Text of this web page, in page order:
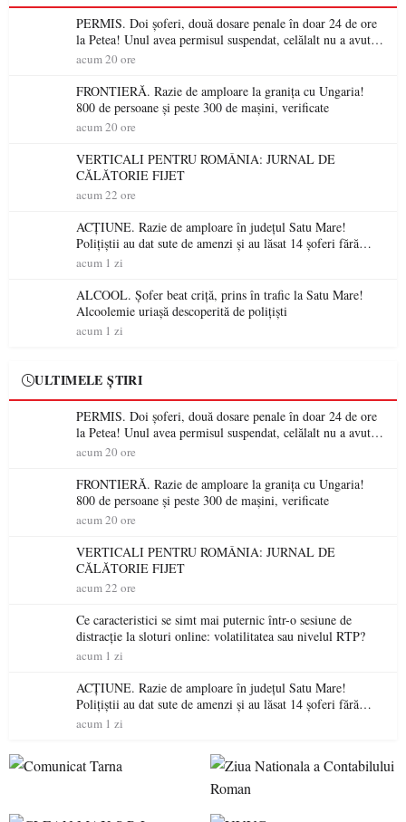
PERMIS. Doi șoferi, două dosare penale în doar 24 de ore
la Petea! Unul avea permisul suspendat, celălalt nu a avut
niciodată permis
acum 20 ore
FRONTIERĂ. Razie de amploare la granița cu Ungaria!
800 de persoane și peste 300 de mașini, verificate
acum 20 ore
VERTICALI PENTRU ROMÂNIA: JURNAL DE
CĂLĂTORIE FIJET
acum 22 ore
ACȚIUNE. Razie de amploare în județul Satu Mare!
Polițiștii au dat sute de amenzi și au lăsat 14 șoferi fără
permis într-o singură zi
acum 1 zi
ALCOOL. Șofer beat criță, prins în trafic la Satu Mare!
Alcoolemie uriașă descoperită de polițiști
acum 1 zi
ULTIMELE ȘTIRI
PERMIS. Doi șoferi, două dosare penale în doar 24 de ore
la Petea! Unul avea permisul suspendat, celălalt nu a avut
niciodată permis
acum 20 ore
FRONTIERĂ. Razie de amploare la granița cu Ungaria!
800 de persoane și peste 300 de mașini, verificate
acum 20 ore
VERTICALI PENTRU ROMÂNIA: JURNAL DE
CĂLĂTORIE FIJET
acum 22 ore
Ce caracteristici se simt mai puternic într-o sesiune de
distracție la sloturi online: volatilitatea sau nivelul RTP?
acum 1 zi
ACȚIUNE. Razie de amploare în județul Satu Mare!
Polițiștii au dat sute de amenzi și au lăsat 14 șoferi fără
permis într-o singură zi
acum 1 zi